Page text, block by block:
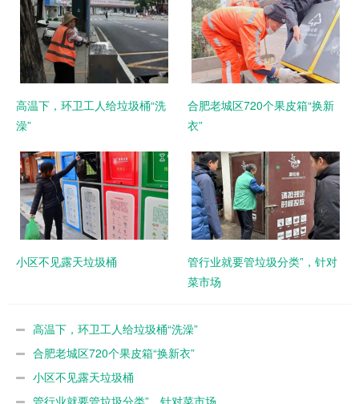
高温下，环卫工人给垃圾桶“洗
澡”
合肥老城区720个果皮箱“换新
衣”
小区不见露天垃圾桶
管行业就要管垃圾分类”，针对
菜市场
高温下，环卫工人给垃圾桶“洗澡”
合肥老城区720个果皮箱“换新衣”
小区不见露天垃圾桶
管行业就要管垃圾分类”，针对菜市场